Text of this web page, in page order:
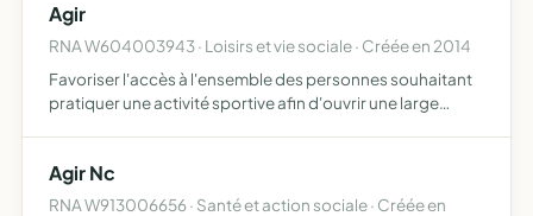
de basketball d…
Agir
RNA W604003943 · Loisirs et vie sociale · Créée en 2014
Favoriser l'accès à l'ensemble des personnes souhaitant
pratiquer une activité sportive afin d'ouvrir une large
Agir Nc
RNA W913006656 · Santé et action sociale · Créée en